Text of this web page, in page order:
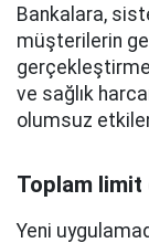
Bankalara,
müşterilerin
ve sağlık
olumsuz
Toplam limit
Yeni